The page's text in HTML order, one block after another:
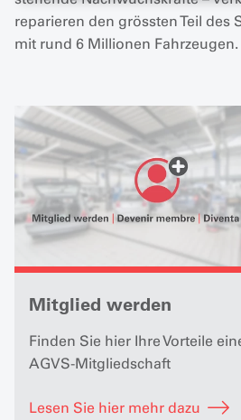
reparieren den grössten Teil des
mit rund 6 Millionen Fahrzeugen.
Mitglied werden
Finden Sie hier Ihre Vorteile
AGVS-Mitgliedschaft
Lesen Sie hier mehr dazu